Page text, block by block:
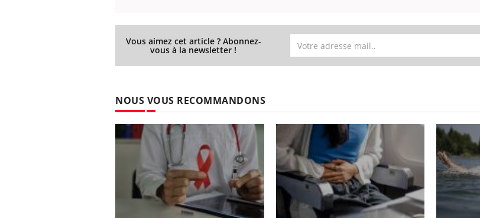
Vous aimez cet article ? Abonnez-
vous à la newsletter !
NOUS VOUS RECOMMANDONS